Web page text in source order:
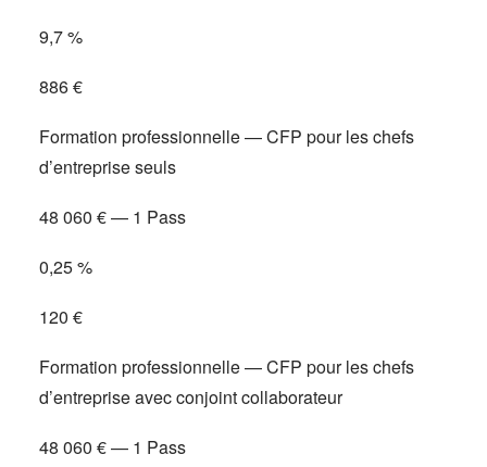
9,7 %
886 €
Formation professionnelle — CFP pour les chefs
d’entreprise seuls
48 060 € — 1 Pass
0,25 %
120 €
Formation professionnelle — CFP pour les chefs
d’entreprise avec conjoint collaborateur
48 060 € — 1 Pass